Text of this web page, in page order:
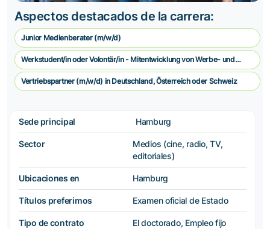
Aspectos destacados de la carrera:
Junior Medienberater (m/w/d)
Werkstudent/in oder Volontär/in - Mitentwicklung von Werbe- und
Vermarkungskonzepten
Vertriebspartner (m/w/d) in Deutschland, Österreich oder Schweiz
Sede principal Hamburg
Sector
Medios (cine, radio, TV,
editoriales)
Ubicaciones en Hamburg
Títulos preferimos Examen oficial de Estado
Tipo de contrato El doctorado, Empleo fijo